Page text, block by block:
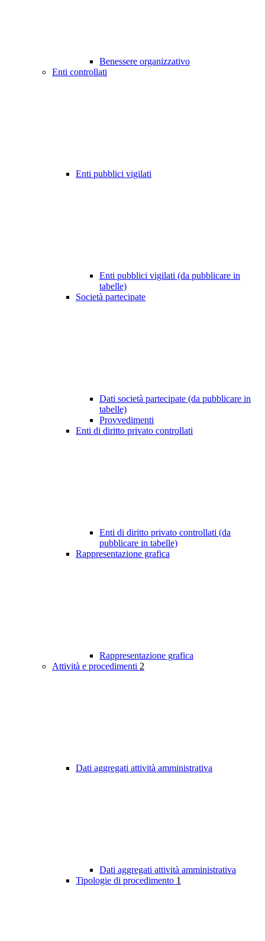
Benessere organizzativo
Enti controllati
Enti pubblici vigilati
Enti pubblici vigilati (da pubblicare in
tabelle)
Società partecipate
Dati società partecipate (da pubblicare in
tabelle)
Provvedimenti
Enti di diritto privato controllati
Enti di diritto privato controllati (da
pubblicare in tabelle)
Rappresentazione grafica
Rappresentazione grafica
Attività e procedimenti 2
Dati aggregati attività amministrativa
Dati aggregati attività amministrativa
Tipologie di procedimento 1